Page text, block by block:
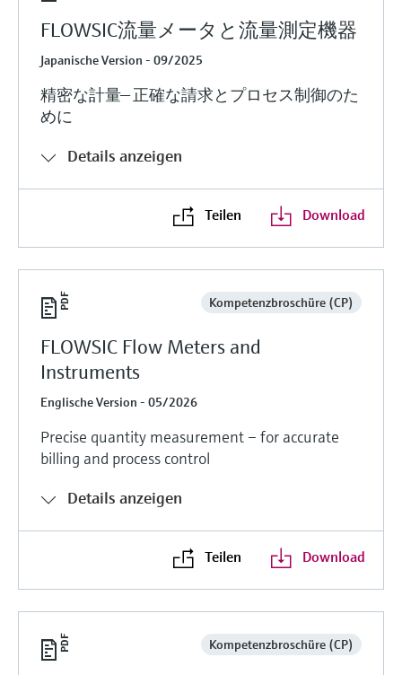
FLOWSIC流量メータと流量測定機器
Japanische Version - 09/2025
精密な計量— 正確な請求とプロセス制御のた
めに
Details anzeigen
Teilen Download
Kompetenzbroschüre (CP)
FLOWSIC Flow Meters and
Instruments
Englische Version - 05/2026
Precise quantity measurement – for accurate
billing and process control
Details anzeigen
Teilen Download
Kompetenzbroschüre (CP)